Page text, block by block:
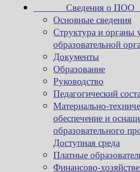
Сведения о
Основные сведения
Структура и органы
образовательной
Документы
Образование
Руководство
Педагогический
Материально-
обеспечение и
образовательного
Доступная среда
Платные
Финансово-